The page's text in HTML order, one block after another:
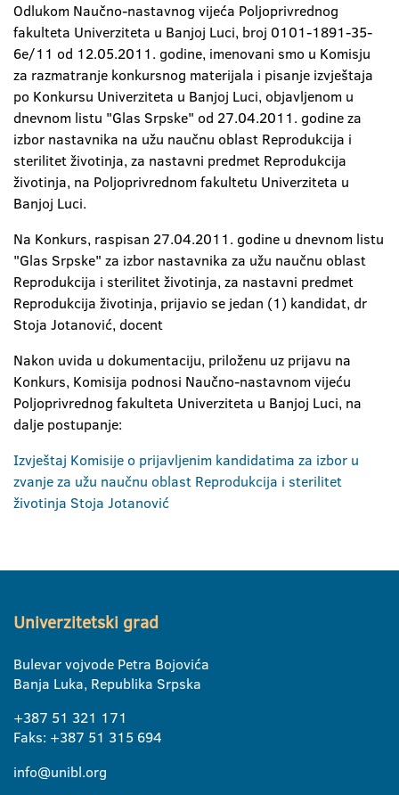
Odlukom Naučno-nastavnog vijeća Poljoprivrednog
fakulteta Univerziteta u Banjoj Luci, broj 0101-1891-35-
6e/11 od 12.05.2011. godine, imenovani smo u Komisju
za razmatranje konkursnog materijala i pisanje izvještaja
po Konkursu Univerziteta u Banjoj Luci, objavljenom u
dnevnom listu "Glas Srpske" od 27.04.2011. godine za
izbor nastavnika na užu naučnu oblast Reprodukcija i
sterilitet životinja, za nastavni predmet Reprodukcija
životinja, na Poljoprivrednom fakultetu Univerziteta u
Banjoj Luci.
Na Konkurs, raspisan 27.04.2011. godine u dnevnom listu
"Glas Srpske" za izbor nastavnika za užu naučnu oblast
Reprodukcija i sterilitet životinja, za nastavni predmet
Reprodukcija životinja, prijavio se jedan (1) kandidat, dr
Stoja Jotanović, docent
Nakon uvida u dokumentaciju, priloženu uz prijavu na
Konkurs, Komisija podnosi Naučno-nastavnom vijeću
Poljoprivrednog fakulteta Univerziteta u Banjoj Luci, na
dalje postupanje:
Izvještaj Komisije o prijavljenim kandidatima za izbor u
zvanje za užu naučnu oblast Reprodukcija i sterilitet
životinja Stoja Jotanović
Univerzitetski grad
Bulevar vojvode Petra Bojovića
Banja Luka, Republika Srpska
+387 51 321 171
Faks: +387 51 315 694
info@unibl.org